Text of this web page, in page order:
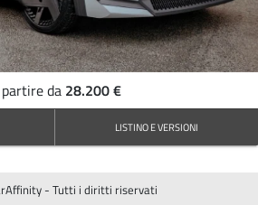
da 28.200 €
LISTINO E VERSIONI
- Tutti i diritti riservati